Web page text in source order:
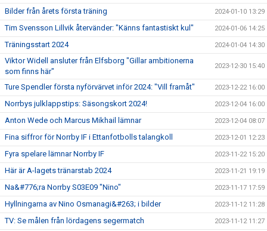
Bilder från årets första träning 2024-01-10 13:29
Tim Svensson Lillvik återvänder: "Känns fantastiskt kul" 2024-01-06 14:25
Träningsstart 2024 2024-01-04 14:30
Viktor Widell ansluter från Elfsborg "Gillar ambitionerna
som finns här"
2023-12-30 15:40
Ture Spendler första nyförvärvet inför 2024: "Vill framåt" 2023-12-22 16:00
Norrbys julklappstips: Säsongskort 2024! 2023-12-04 16:00
Anton Wede och Marcus Mikhail lämnar 2023-12-04 08:07
Fina siffror för Norrby IF i Ettanfotbolls talangkoll 2023-12-01 12:23
Fyra spelare lämnar Norrby IF 2023-11-22 15:20
Här är A-lagets tränarstab 2024 2023-11-21 19:19
Na&#776;ra Norrby S03E09 "Nino" 2023-11-17 17:59
Hyllningarna av Nino Osmanagi&#263; i bilder 2023-11-12 11:28
TV: Se målen från lördagens segermatch 2023-11-12 11:27